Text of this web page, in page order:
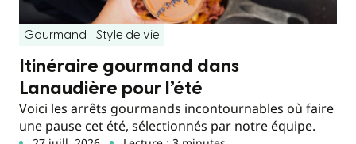
Gourmand Style de vie
Itinéraire gourmand dans
Lanaudière pour l’été
Voici les arrêts gourmands incontournables où faire
une pause cet été, sélectionnés par notre équipe.